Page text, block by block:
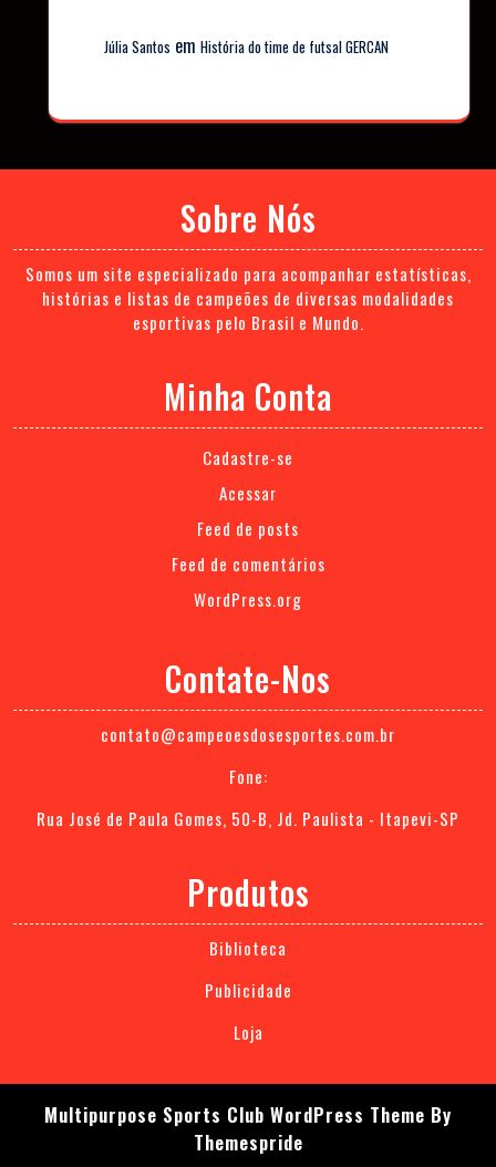
Júlia Santos em História do time de futsal GERCAN
Sobre Nós
Somos um site especializado para acompanhar estatísticas,
histórias e listas de campeões de diversas modalidades
esportivas pelo Brasil e Mundo.
Minha Conta
Cadastre-se
Acessar
Feed de posts
Feed de comentários
WordPress.org
Contate-Nos
contato@campeoesdosesportes.com.br
Fone:
Rua José de Paula Gomes, 50-B, Jd. Paulista - Itapevi-SP
Produtos
Biblioteca
Publicidade
Loja
Multipurpose Sports Club WordPress Theme By
Themespride